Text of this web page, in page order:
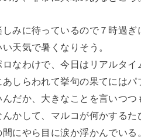
みに待っているので７時過ぎ
天気で暑くなりそう。
なわけで、今日はリアルタイ
しらわれて挙句の果てにはパ
だか、大きなことを言いつ
かして、マルコが何かするた
にやら目に涙か浮かんでいる